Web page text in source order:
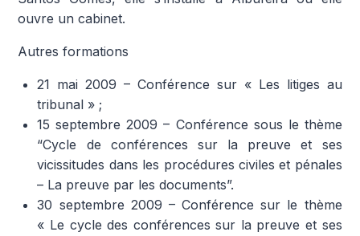
ouvre un cabinet.
Autres formations
21 mai 2009 – Conférence sur « Les litiges au
tribunal » ;
15 septembre 2009 – Conférence sous le thème
“Cycle de conférences sur la preuve et ses
vicissitudes dans les procédures civiles et pénales
– La preuve par les documents”.
30 septembre 2009 – Conférence sur le thème
« Le cycle des conférences sur la preuve et ses